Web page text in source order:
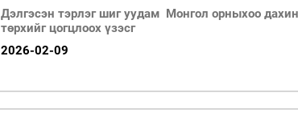
Дэлгэсэн тэрлэг шиг уудам Монгол орныхоо
төрхийг цогцлоох үзэсг
2026-02-09